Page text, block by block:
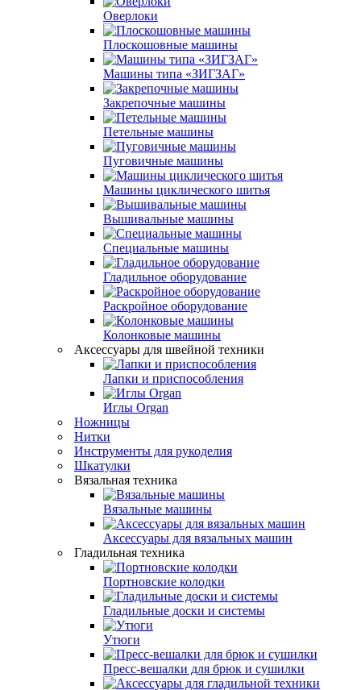
Оверлоки
Плоскошовные машины
Машины типа «ЗИГЗАГ»
Закрепочные машины
Петельные машины
Пуговичные машины
Машины циклического шитья
Вышивальные машины
Специальные машины
Гладильное оборудование
Раскройное оборудование
Колонковые машины
Аксессуары для швейной техники
Лапки и приспособления
Иглы Organ
Ножницы
Нитки
Инструменты для рукоделия
Шкатулки
Вязальная техника
Вязальные машины
Аксессуары для вязальных машин
Гладильная техника
Портновские колодки
Гладильные доски и системы
Утюги
Пресс-вешалки для брюк и сушилки